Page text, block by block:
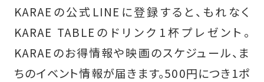
KARAEの公式LINEに登録すると、もれなく
KARAE TABLEのドリンク1杯プレゼント。
KARAEのお得情報や映画のスケジュール、ま
ちのイベント情報が届きます。500円につき1ポ